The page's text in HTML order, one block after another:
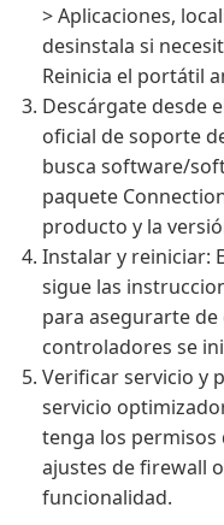
> Aplicaciones,
desinstala si
Reinicia el portátil
Descárgate desde
oficial de soporte
busca software/
paquete
producto y la
Instalar y reiniciar:
sigue las
para asegurarte de
controladores se
Verificar servicio y
servicio
tenga los permisos
ajustes de firewall
funcionalidad.